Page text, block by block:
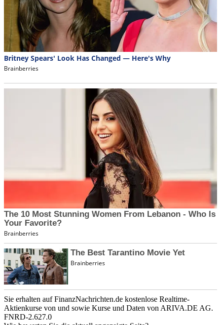
Sie erhalten auf FinanzNachrichten.de kostenlose Realtime-
Aktienkurse von und sowie Kurse und Daten von ARIVA.DE AG.
FNRD-2.627.0